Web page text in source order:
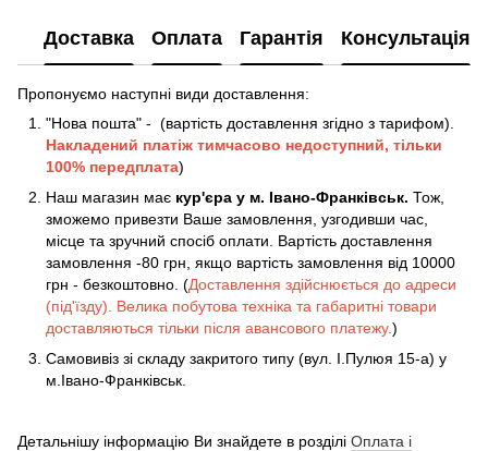
Доставка Оплата Гарантія Консультація
Пропонуємо наступні види доставлення:
"Нова пошта" - (вартість доставлення згідно з тарифом).
Накладений платіж тимчасово недоступний, тільки
100% передплата)
Наш магазин має кур'єра у м. Івано-Франківськ. Тож,
зможемо привезти Ваше замовлення, узгодивши час,
місце та зручний спосіб оплати. Вартість доставлення
замовлення -80 грн, якщо вартість замовлення від 10000
грн - безкоштовно. (Доставлення здійснюється до адреси
(під'їзду). Велика побутова техніка та габаритні товари
доставляються тільки після авансового платежу.)
Самовивіз зі складу закритого типу (вул. І.Пулюя 15-а) у
м.Івано-Франківськ.
Детальнішу інформацію Ви знайдете в розділі Оплата і